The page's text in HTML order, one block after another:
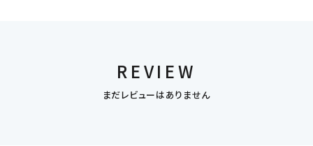
REVIEW
まだレビューはありません